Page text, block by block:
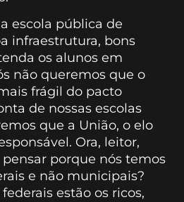
escola pública de
infraestrutura, bons
os alunos em
não queremos que o
frágil do pacto
de nossas escolas
que a União, o elo
Ora, leitor,
porque nós temos
e não municipais?
estão os ricos,